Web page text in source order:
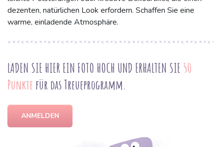
dezenten, natürlichen Look erfordern. Schaffen Sie eine
warme, einladende Atmosphäre.
LADEN SIE HIER EIN FOTO HOCH UND ERHALTEN SIE 50
Punkte für das Treueprogramm.
ANMELDEN